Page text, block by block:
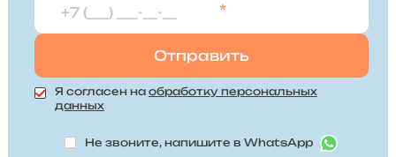
*
Я согласен на обработку персональных
данных
Не звоните, напишите в WhatsApp